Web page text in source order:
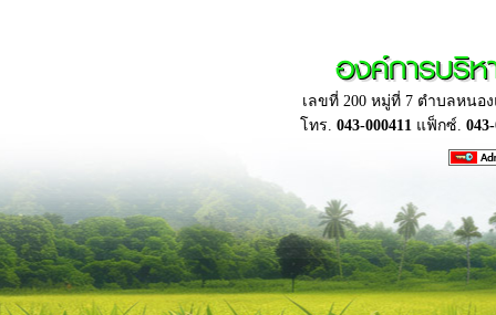
องค์การบริ
เลขที่ 200 หมู่ที่ 7 ตำบลหนอ
โทร. 043-000411แฟ็กซ์.